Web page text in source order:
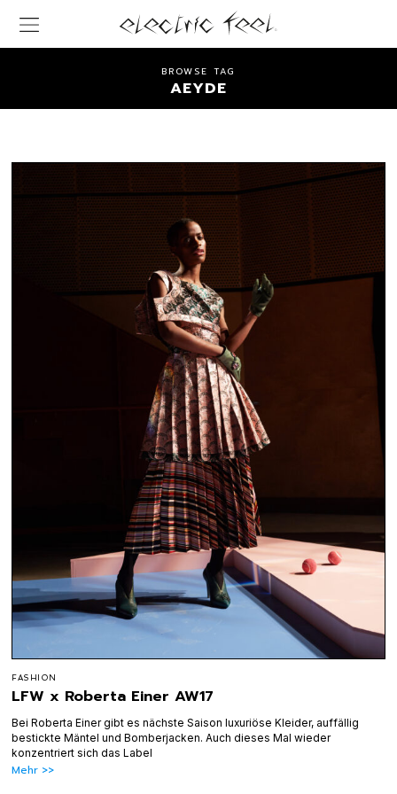
BROWSE TAG
AEYDE
FASHION
LFW x Roberta Einer AW17
Bei Roberta Einer gibt es nächste Saison luxuriöse Kleider, auffällig
bestickte Mäntel und Bomberjacken. Auch dieses Mal wieder
konzentriert sich das Label
Mehr >>